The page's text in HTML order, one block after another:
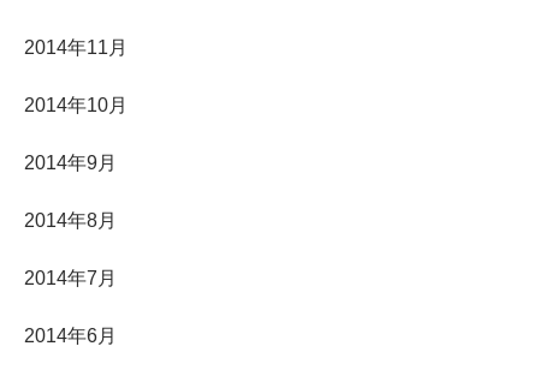
2014年11月
2014年10月
2014年9月
2014年8月
2014年7月
2014年6月